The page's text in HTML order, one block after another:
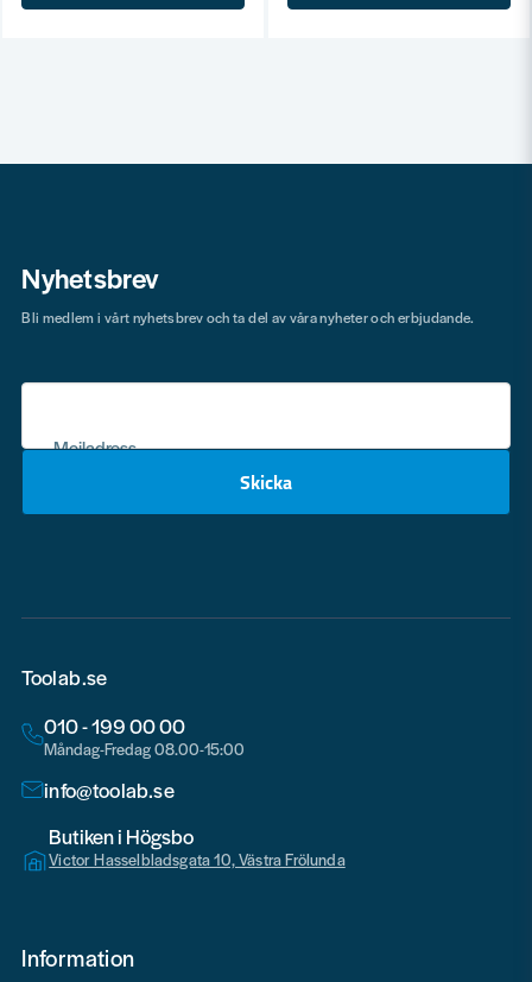
Nyhetsbrev
Mejladress
Skicka
Bli medlem i vårt nyhetsbrev och ta del av våra nyheter och erbjudande.
Toolab.se
010 - 199 00 00
Måndag-Fredag 08.00-15:00
info@toolab.se
Butiken i Högsbo
Victor Hasselbladsgata 10, Västra Frölunda
Information